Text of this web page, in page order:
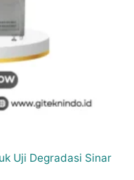
Uji Degradasi Sinar